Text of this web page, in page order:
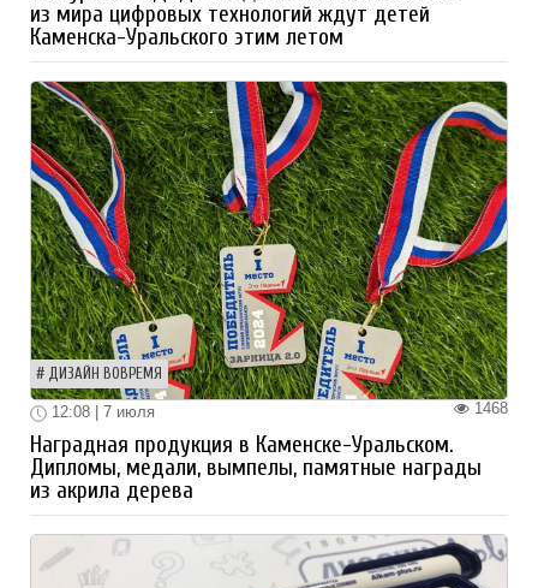
из мира цифровых технологий ждут детей
Каменска-Уральского этим летом
ДИЗАЙН ВОВРЕМЯ
1468
12:08 | 7 июля
Наградная продукция в Каменске-Уральском.
Дипломы, медали, вымпелы, памятные награды
из акрила дерева